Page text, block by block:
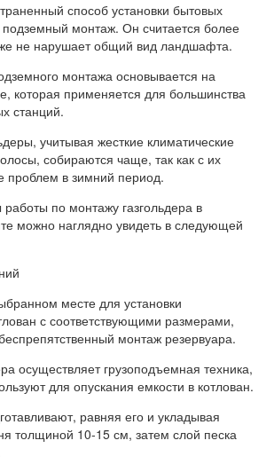
способ установки бытовых
подземный монтаж. Он считается более
не нарушает общий вид ландшафта.
монтажа основывается на
которая применяется для большинства
станций.
учитывая жесткие климатические
собираются чаще, так как с их
проблем в зимний период.
по монтажу газгольдера в
можно наглядно увидеть в следующей
месте для установки
с соответствующими размерами,
монтаж резервуара.
осуществляет грузоподъемная техника,
для опускания емкости в котлован.
равняя его и укладывая
толщиной 10-15 см, затем слой песка